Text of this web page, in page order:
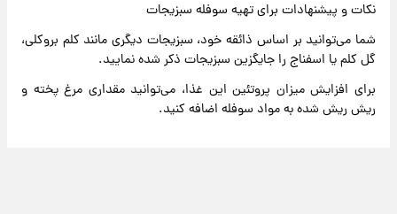
نکات و پیشنهادات برای تهیه سوفله سبزیجات
شما می‌توانید بر اساس ذائقه خود، سبزیجات دیگری مانند کلم بروکلی،
گل کلم یا اسفناج را جایگزین سبزیجات ذکر شده نمایید.
برای افزایش میزان پروتئین این غذا، می‌توانید مقداری مرغ پخته و
ریش ریش شده به مواد سوفله اضافه کنید.